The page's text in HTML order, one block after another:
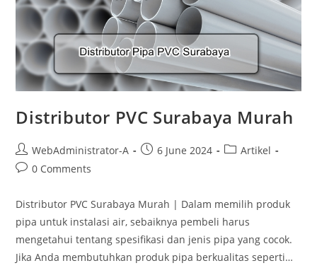
Distributor PVC Surabaya Murah
WebAdministrator-A 6 June 2024
Artikel
0 Comments
Distributor PVC Surabaya Murah | Dalam memilih produk
pipa untuk instalasi air, sebaiknya pembeli harus
mengetahui tentang spesifikasi dan jenis pipa yang cocok.
Jika Anda membutuhkan produk pipa berkualitas seperti…